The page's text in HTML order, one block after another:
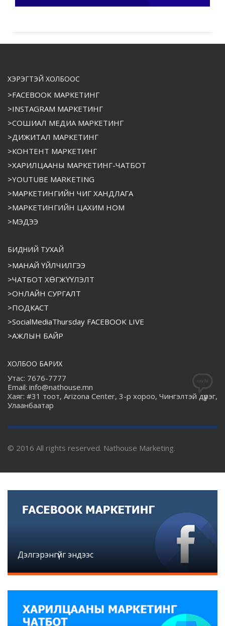
ХЭРЭГТЭЙ ХОЛБООС
>FACEBOOK МАРКЕТИНГ
>INSTAGRAM МАРКЕТИНГ
>СОШИАЛ МЕДИА МАРКЕТИНГ
>ДИЖИТАЛ МАРКЕТИНГ
>КОНТЕНТ МАРКЕТИНГ
>ХАРИЛЦААНЫ МАРКЕТИНГ-ЧАТБОТ
>YOUTUBE MARKETING
>МАРКЕТИНГИЙН ЧИГ ХАНДЛАГА
>МАРКЕТИНГИЙН ЦАХИМ НОМ
>МЭДЭЭ
БИДНИЙ ТУХАЙ
>МАНАЙ ҮЙЛЧИЛГЭЭ
>ЧАТБОТ ХӨГЖҮҮЛЭЛТ
>ОНЛАЙН СУРГАЛТ
>ПОДКАСТ
>SocialMediaThursday FACEBOOK LIVE
>АЖЛЫН БАЙР
ХОЛБОО БАРИХ
Утас: 7676-7777
Email: info@nathouse.mn
Хаяг: #31 тоот, Arizona Center, 3-р хороо, Чингэлтэй дүүрэг,
Улаанбаатар
© 2016 All rights reserved. Nathouse Marketing.
Дэлгэрэнгүйг эндээс